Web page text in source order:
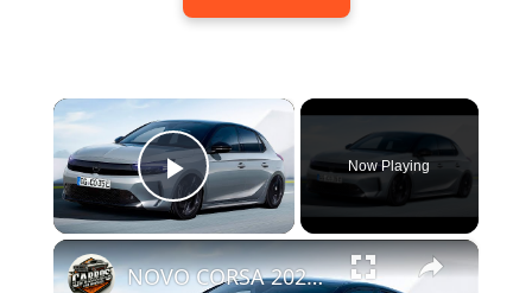
×
Play Video
Now Playing
×
NOVO CORSA 2024 É REVELADO COM ATUALIZAÇÕES NO VISUAL